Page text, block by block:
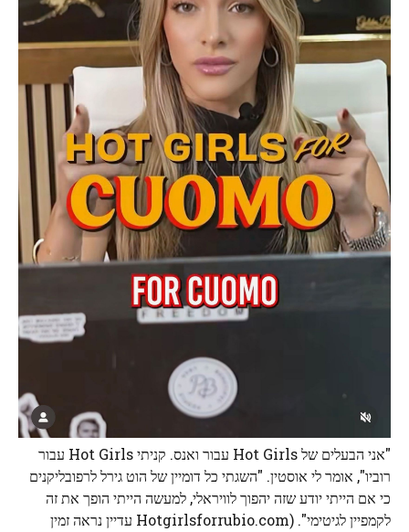
"אני הבעלים של Hot Girls עבור ואנס. קניתי Hot Girls עבור
רוביו", אומר לי אוסטין. "השגתי כל דומיין של הוט גירל לרפובליקנים
כי אם הייתי יודע שזה יהפוך לוויראלי, למעשה הייתי הופך את זה
לקמפיין לגיטימי". (Hotgirlsforrubio.com עדיין נראה זמין